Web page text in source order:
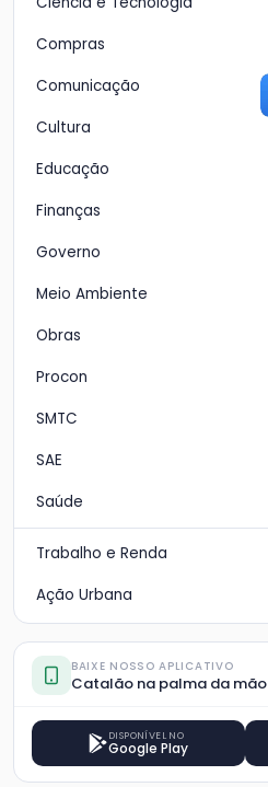
Compras
Comunicação
Cultura
Educação
Finanças
Governo
Meio Ambiente
Obras
Procon
SMTC
SAE
Saúde
Trabalho e Renda
Ação Urbana
BAIXE NOSSO APLICATIVO
Catalão na palma da mão
DISPONÍVEL NO
Google Play